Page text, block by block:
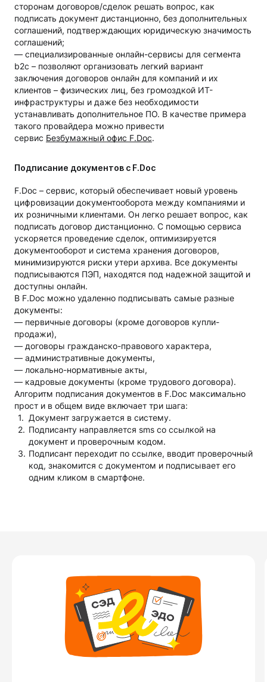
сторонам договоров/сделок решать вопрос, как
подписать документ дистанционно, без дополнительных
соглашений, подтверждающих юридическую значимость
соглашений;
— специализированные онлайн-сервисы для сегмента
b2c – позволяют организовать легкий вариант
заключения договоров онлайн для компаний и их
клиентов – физических лиц, без громоздкой ИТ-
инфраструктуры и даже без необходимости
устанавливать дополнительное ПО. В качестве примера
такого провайдера можно привести
сервис Безбумажный офис F.Doc.
Подписание документов с F.Doc
F.Doc – сервис, который обеспечивает новый уровень
цифровизации документооборота между компаниями и
их розничными клиентами. Он легко решает вопрос, как
подписать договор дистанционно. С помощью сервиса
ускоряется проведение сделок, оптимизируется
документооборот и система хранения договоров,
минимизируются риски утери архива. Все документы
подписываются ПЭП, находятся под надежной защитой и
доступны онлайн.
В F.Doc можно удаленно подписывать самые разные
документы:
— первичные договоры (кроме договоров купли-
продажи),
— договоры гражданско-правового характера,
— административные документы,
— локально-нормативные акты,
— кадровые документы (кроме трудового договора).
Алгоритм подписания документов в F.Doc максимально
прост и в общем виде включает три шага:
Документ загружается в систему.
Подписанту направляется sms со ссылкой на
документ и проверочным кодом.
Подписант переходит по ссылке, вводит проверочный
код, знакомится с документом и подписывает его
одним кликом в смартфоне.